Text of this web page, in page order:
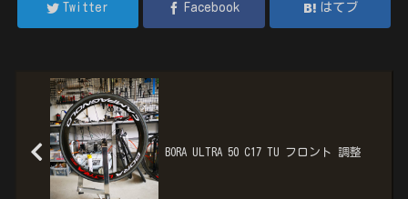
Twitter Facebook はてブ
BORA ULTRA 50 C17 TU フロント 調整